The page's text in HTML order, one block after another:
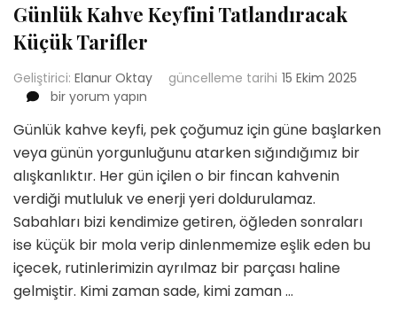
Günlük Kahve Keyfini Tatlandıracak
Küçük Tarifler
Geliştirici: Elanur Oktay güncelleme tarihi 15 Ekim 2025
Günlük
Keyfini
Tatlandıracak
Küçük
Tarifler
için
bir yorum yapın
Günlük kahve keyfi, pek çoğumuz için güne başlarken
veya günün yorgunluğunu atarken sığındığımız bir
alışkanlıktır. Her gün içilen o bir fincan kahvenin
verdiği mutluluk ve enerji yeri doldurulamaz.
Sabahları bizi kendimize getiren, öğleden sonraları
ise küçük bir mola verip dinlenmemize eşlik eden bu
içecek, rutinlerimizin ayrılmaz bir parçası haline
gelmiştir. Kimi zaman sade, kimi zaman …